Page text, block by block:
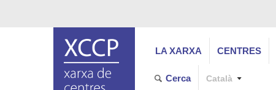
LA XARXA CENTRES
Cerca Català